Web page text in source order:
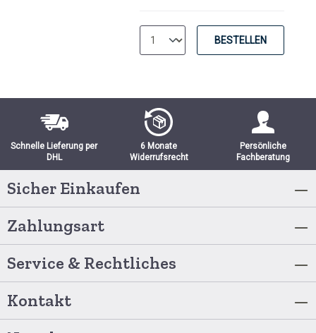
BESTELLEN
Schnelle Lieferung per
DHL
6 Monate
Widerrufsrecht
Persönliche
Fachberatung
Sicher Einkaufen
Zahlungsart
Service & Rechtliches
Kontakt